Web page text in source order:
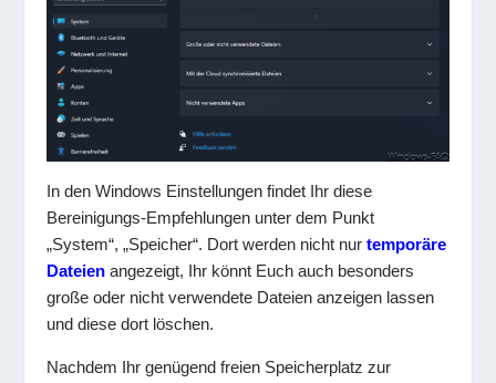
In den Windows Einstellungen findet Ihr diese
Bereinigungs-Empfehlungen unter dem Punkt
„System“, „Speicher“. Dort werden nicht nurtemporäre
Dateien angezeigt, Ihr könnt Euch auch besonders
große oder nicht verwendete Dateien anzeigen lassen
und diese dort löschen.
Nachdem Ihr genügend freien Speicherplatz zur